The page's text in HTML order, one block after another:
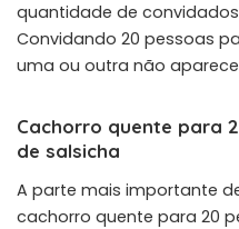
quantidade de
Convidando 20 pessoas
uma ou outra não
Cachorro quente para
de salsicha
A parte mais importante
cachorro quente para 20